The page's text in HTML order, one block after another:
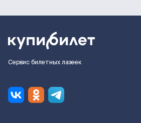
Сервис билетных лазеек